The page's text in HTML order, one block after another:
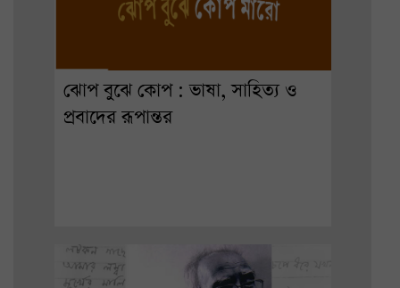
ঝোপ বুঝে কোপ : ভাষা, সাহিত্য ও
প্রবাদের রূপান্তর